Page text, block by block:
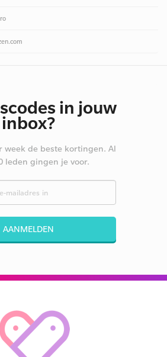
in jouw
inbox?
week de beste kortingen. Al
leden gingen je voor.
AANMELDEN